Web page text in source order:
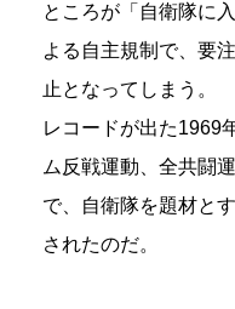
ところが「自衛隊に
よる自主規制で、要
止となってしまう。
レコードが出た1969
ム反戦運動、全共闘
で、自衛隊を題材と
されたのだ。